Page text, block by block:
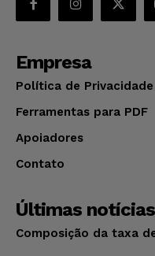
Empresa
Política de Privacidade
Ferramentas para PDF
Apoiadores
Contato
Últimas notícias
Composição da taxa